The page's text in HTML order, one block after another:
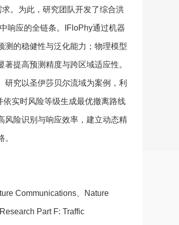
。为此，研究团队开发了综合洪
响应的全链条。IFloPhy通过机器
测的稳健性与泛化能力；物理模型
提高预测精度与跨区域适应性。
究以圣伊莎贝尔流域为案例，利
实时风险等级生成最优撤离路线
风险识别与响应效率，建立动态精
Communications、Nature
Part F: Traffic